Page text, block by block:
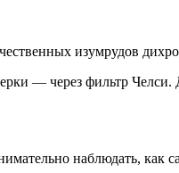
изумрудов
— через фильтр Челси.
наблюдать, как